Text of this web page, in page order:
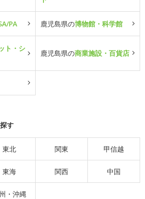
PA 鹿児島県の博物館・科学館
ト・シ
鹿児島県の商業施設・百貨店
す
東北 関東 甲信越
東海 関西 中国
・沖縄